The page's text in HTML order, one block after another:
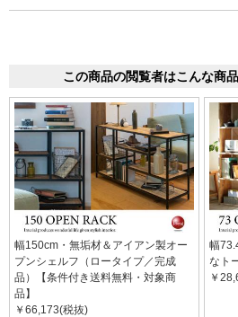
この商品の閲覧者はこんな商
幅150cm・無垢材＆アイアン製オー
プンシェルフ（ロータイプ／完成
品）【条件付き送料無料・対象商
品】
￥66,173(税抜)
幅
なト
￥